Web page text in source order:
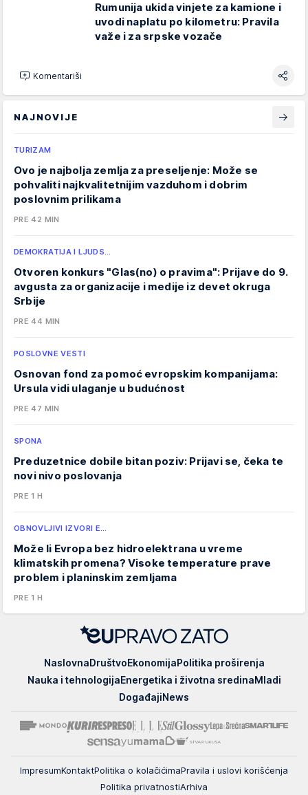
Rumunija ukida vinjete za kamione i
uvodi naplatu po kilometru: Pravila
važe i za srpske vozače
Komentariši
NAJNOVIJE
TURIZAM
Ovo je najbolja zemlja za preseljenje: Može se
pohvaliti najkvalitetnijim vazduhom i dobrim
poslovnim prilikama
PRE 42 MIN
DEMOKRATIJA I LJUDS…
Otvoren konkurs "Glas(no) o pravima": Prijave do 9.
avgusta za organizacije i medije iz devet okruga
Srbije
PRE 44 MIN
POSLOVNE VESTI
Osnovan fond za pomoć evropskim kompanijama:
Ursula vidi ulaganje u budućnost
PRE 47 MIN
SPONA
Preduzetnice dobile bitan poziv: Prijavi se, čeka te
novi nivo poslovanja
PRE 1 H
OBNOVLJIVI IZVORI E…
Može li Evropa bez hidroelektrana u vreme
klimatskih promena? Visoke temperature prave
problem i planinskim zemljama
PRE 1 H
EUpravo
zato
NaslovnaDruštvoEkonomijaPolitika proširenja
Nauka i tehnologijaEnergetika i životna sredinaMladi
DogađajiNews
ImpresumKontaktPolitika o kolačićimaPravila i uslovi korišćenja
Politika privatnostiArhiva